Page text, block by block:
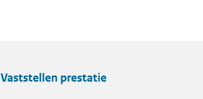
Vaststellen prestatie